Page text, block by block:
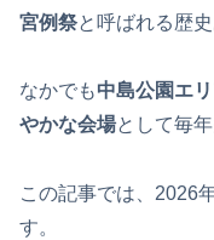
宮例祭と呼ばれる歴
なかでも中島公園エ
やかな会場として毎
この記事では、2026
す。